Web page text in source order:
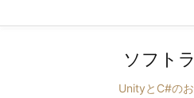
ソフト
UnityとC#の